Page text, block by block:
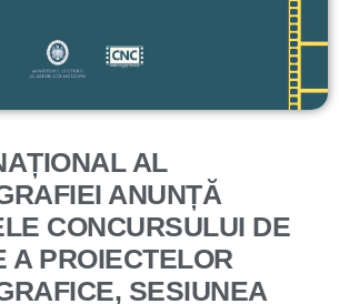
AL
ANUNȚĂ
CONCURSULUI DE
A PROIECTELOR
SESIUNEA